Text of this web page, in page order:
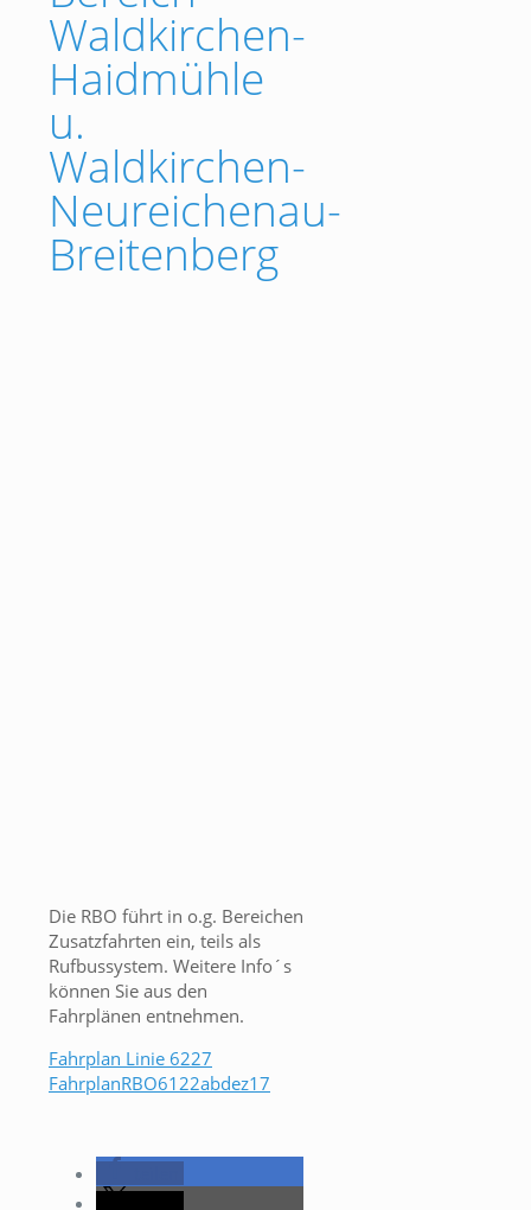
Waldkirchen-
Haidmühle
u.
Waldkirchen-
Neureichenau-
Breitenberg
Die RBO führt in o.g. Bereichen
Zusatzfahrten ein, teils als
Rufbussystem. Weitere Info´s
können Sie aus den
Fahrplänen entnehmen.
Fahrplan Linie 6227
FahrplanRBO6122abdez17